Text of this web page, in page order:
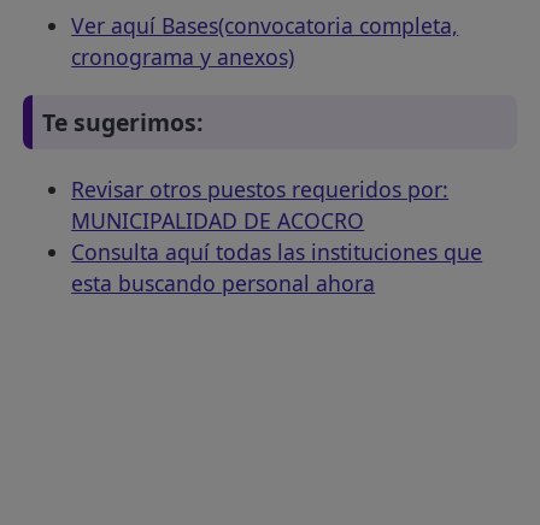
Ver aquí Bases(convocatoria completa,
cronograma y anexos)
Te sugerimos:
Revisar otros puestos requeridos por:
MUNICIPALIDAD DE ACOCRO
Consulta aquí todas las instituciones que
esta buscando personal ahora